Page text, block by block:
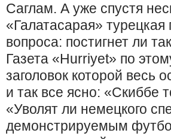
Саглам. А уже спустя
«Галатасарая»
вопроса: постигнет ли
Газета «Hurriyet» по
заголовок которой весь
и так все ясно: «Скиббе
«Уволят ли немецкого
демонстрируемым